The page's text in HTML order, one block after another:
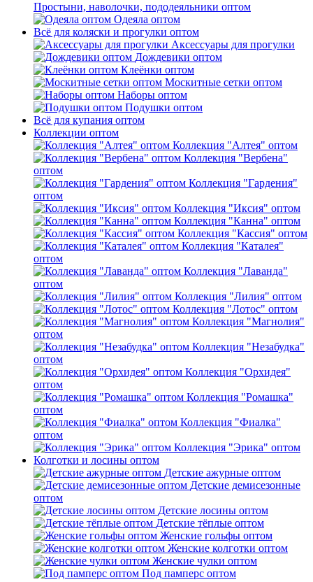
Простыни, наволочки, пододеяльники оптом
Одеяла оптом
Всё для коляски и прогулки оптом
Аксессуары для прогулки
Дождевики оптом
Клеёнки оптом
Москитные сетки оптом
Наборы оптом
Подушки оптом
Всё для купания оптом
Коллекции оптом
Коллекция "Алтея" оптом
Коллекция "Вербена"
оптом
Коллекция "Гардения"
оптом
Коллекция "Иксия" оптом
Коллекция "Канна" оптом
Коллекция "Кассия" оптом
Коллекция "Каталея"
оптом
Коллекция "Лаванда"
оптом
Коллекция "Лилия" оптом
Коллекция "Лотос" оптом
Коллекция "Магнолия"
оптом
Коллекция "Незабудка"
оптом
Коллекция "Орхидея"
оптом
Коллекция "Ромашка"
оптом
Коллекция "Фиалка"
оптом
Коллекция "Эрика" оптом
Колготки и лосины оптом
Детские ажурные оптом
Детские демисезонные
оптом
Детские лосины оптом
Детские тёплые оптом
Женские гольфы оптом
Женские колготки оптом
Женские чулки оптом
Под памперс оптом